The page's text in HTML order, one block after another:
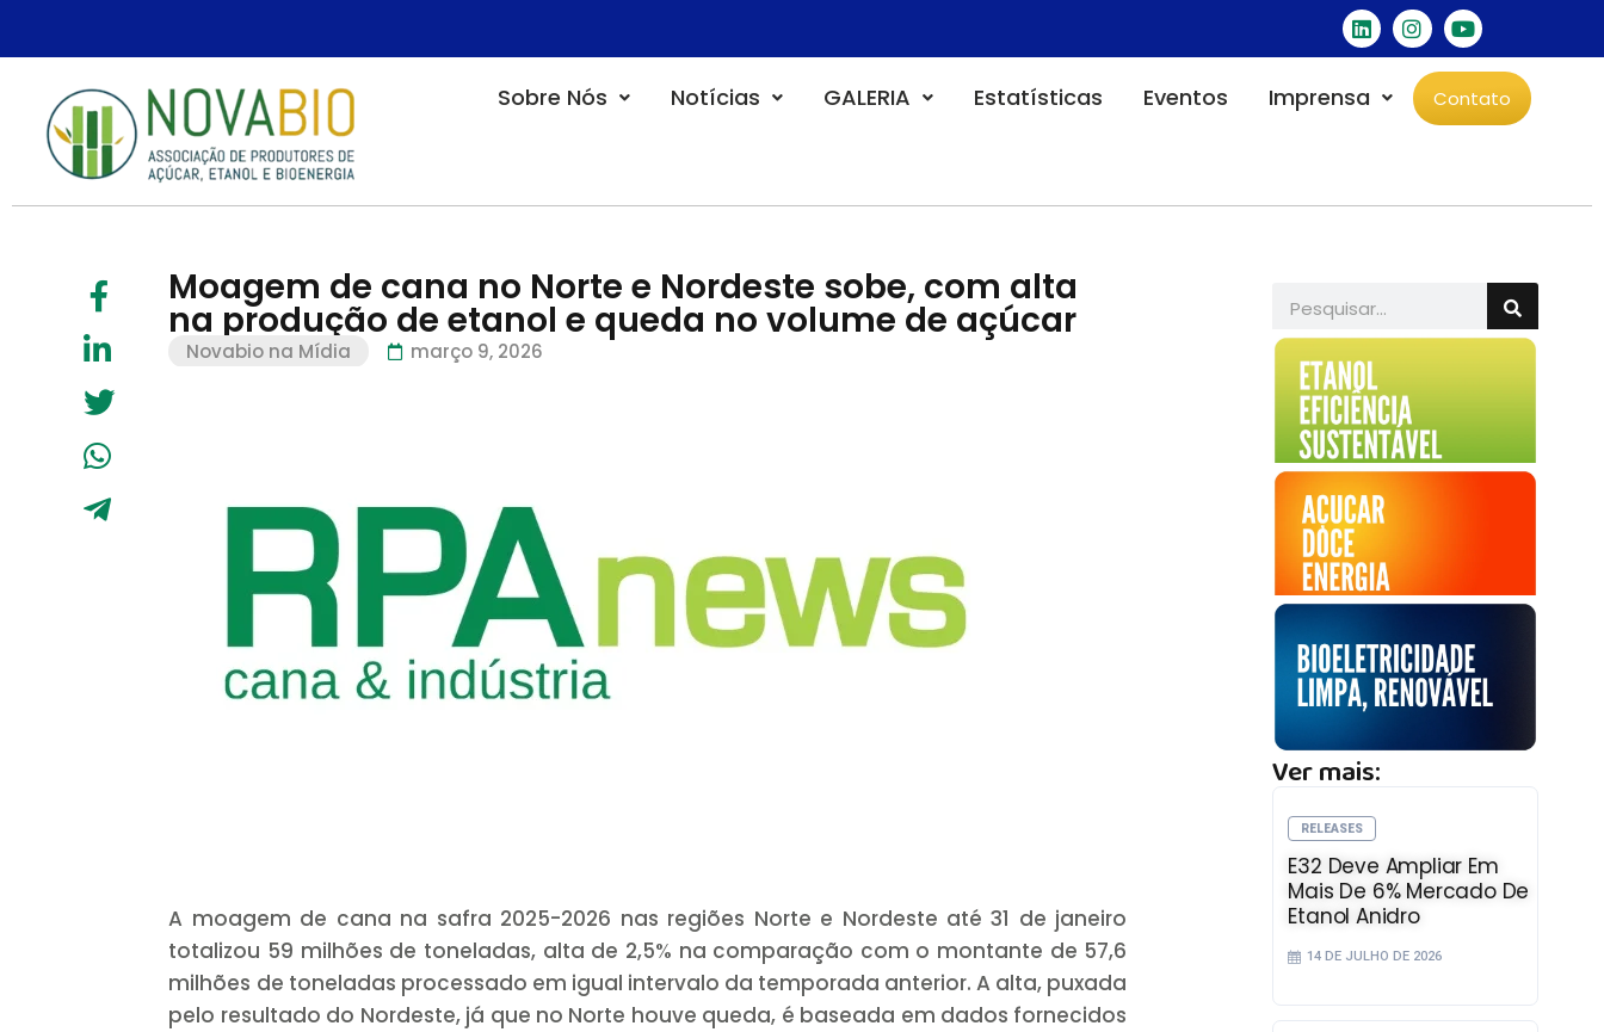
Sobre Nós Notícias GALERIA Estatísticas Eventos Imprensa Contato
Moagem de cana no Norte e Nordeste sobe, com alta
na produção de etanol e queda no volume de açúcar
Novabio na Mídia março 9, 2026
A moagem de cana na safra 2025-2026 nas regiões Norte e Nordeste até 31 de janeiro
totalizou 59 milhões de toneladas, alta de 2,5% na comparação com o montante de 57,6
milhões de toneladas processado em igual intervalo da temporada anterior. A alta, puxada
pelo resultado do Nordeste, já que no Norte houve queda, é baseada em dados fornecidos
Ver mais:
RELEASES
E32 Deve Ampliar Em
Mais De 6% Mercado De
Etanol Anidro
14 DE JULHO DE 2026